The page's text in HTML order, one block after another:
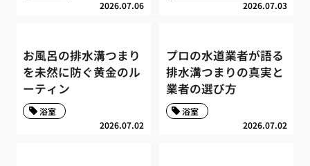
2026.07.06 2026.07.03
お風呂の排水溝つまり
を未然に防ぐ黄金のル
ーティン
2026.07.02
浴室
プロの水道業者が語る
排水溝つまりの真実と
業者の選び方
2026.07.02
浴室